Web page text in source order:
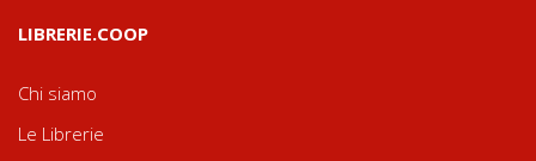
LIBRERIE.COOP
Chi siamo
Le Librerie